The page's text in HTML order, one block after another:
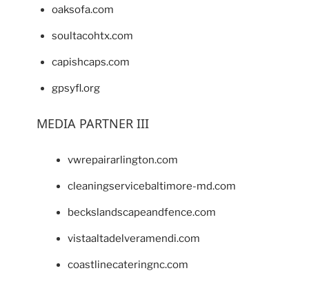
oaksofa.com
soultacohtx.com
capishcaps.com
gpsyfl.org
MEDIA PARTNER III
vwrepairarlington.com
cleaningservicebaltimore-md.com
beckslandscapeandfence.com
vistaaltadelveramendi.com
coastlinecateringnc.com